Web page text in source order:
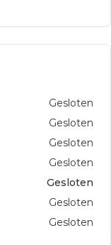
Gesloten
Gesloten
Gesloten
Gesloten
Gesloten
Gesloten
Gesloten